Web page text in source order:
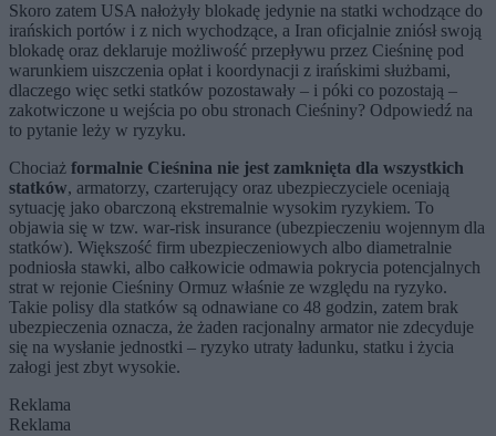
Skoro zatem USA nałożyły blokadę jedynie na statki wchodzące do
irańskich portów i z nich wychodzące, a Iran oficjalnie zniósł swoją
blokadę oraz deklaruje możliwość przepływu przez Cieśninę pod
warunkiem uiszczenia opłat i koordynacji z irańskimi służbami,
dlaczego więc setki statków pozostawały – i póki co pozostają –
zakotwiczone u wejścia po obu stronach Cieśniny? Odpowiedź na
to pytanie leży w ryzyku.
Chociaż formalnie Cieśnina nie jest zamknięta dla wszystkich
statków, armatorzy, czarterujący oraz ubezpieczyciele oceniają
sytuację jako obarczoną ekstremalnie wysokim ryzykiem. To
objawia się w tzw. war-risk insurance (ubezpieczeniu wojennym dla
statków). Większość firm ubezpieczeniowych albo diametralnie
podniosła stawki, albo całkowicie odmawia pokrycia potencjalnych
strat w rejonie Cieśniny Ormuz właśnie ze względu na ryzyko.
Takie polisy dla statków są odnawiane co 48 godzin, zatem brak
ubezpieczenia oznacza, że żaden racjonalny armator nie zdecyduje
się na wysłanie jednostki – ryzyko utraty ładunku, statku i życia
załogi jest zbyt wysokie.
Reklama
Reklama